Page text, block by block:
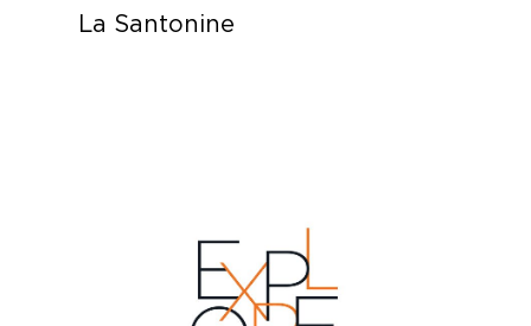
La Santonine